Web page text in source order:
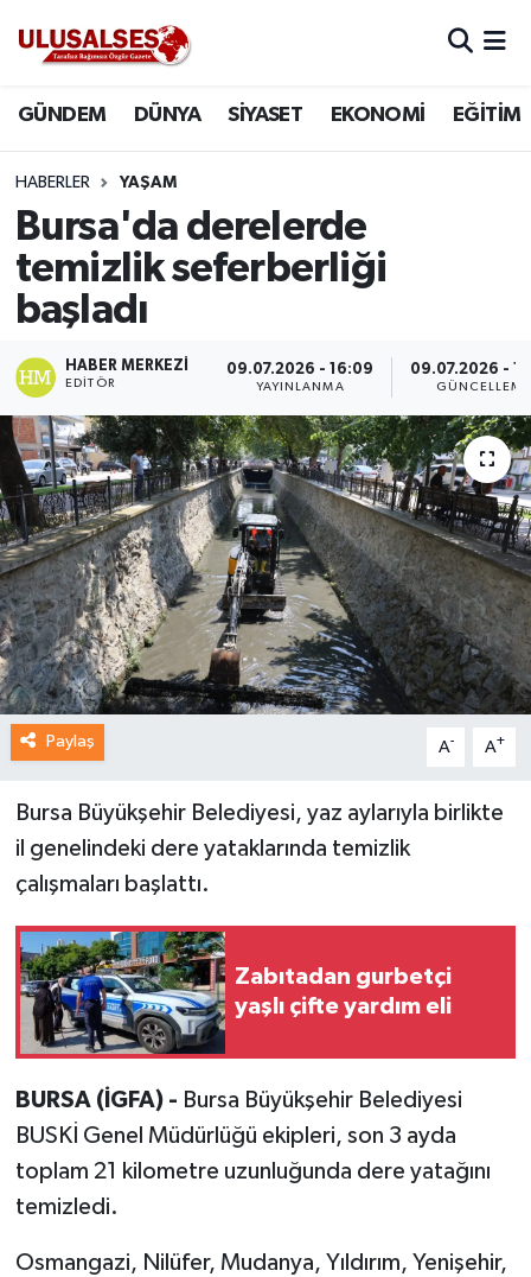
GÜNDEM DÜNYA SİYASET EKONOMİ EĞİTİM
HABERLER YAŞAM
Bursa'da derelerde
temizlik seferberliği
başladı
HABER MERKEZI
EDITÖR
09.07.2026 - 16:09
YAYINLANMA
09.07.2026 -
GÜNCELLEME
Paylaş A- A+
Bursa Büyükşehir Belediyesi, yaz aylarıyla birlikte
il genelindeki dere yataklarında temizlik
çalışmaları başlattı.
Zabıtadan gurbetçi
yaşlı çifte yardım eli
BURSA (İGFA) - Bursa Büyükşehir Belediyesi
BUSKİ Genel Müdürlüğü ekipleri, son 3 ayda
toplam 21 kilometre uzunluğunda dere yatağını
temizledi.
Osmangazi, Nilüfer, Mudanya, Yıldırım, Yenişehir,
DÜNYA
SİYASET
EKONOMİ
EĞİTİM
SAĞLIK
MAGAZİN
SPOR
Trafik Durumu
Süper Lig Puan Durumu ve Fikstür
Tüm Manşetler
Son Dakika Haberleri
Haber Arşivi